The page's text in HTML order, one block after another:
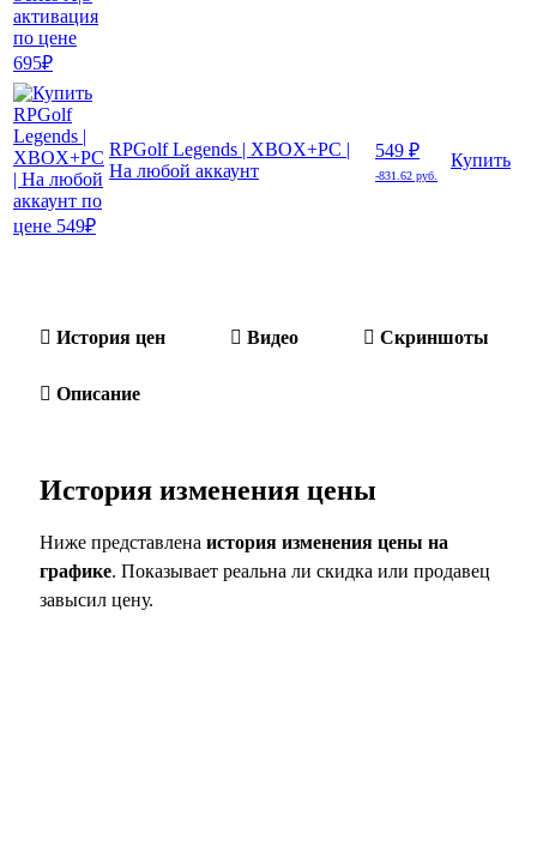
RPGolf Legends | XBOX+PC |
На любой аккаунт
549 ₽
-831.62 руб.
Купить
История цен Видео Скриншоты
Описание
История изменения цены
Ниже представлена история изменения цены на
графике. Показывает реальна ли скидка или продавец
завысил цену.